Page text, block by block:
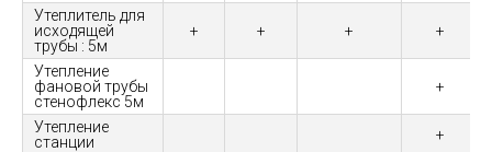
Утеплитель для
исходящей
трубы : 5м
+ + + +
Утепление
фановой трубы
стенофлекс 5м
+
Утепление
станции
+